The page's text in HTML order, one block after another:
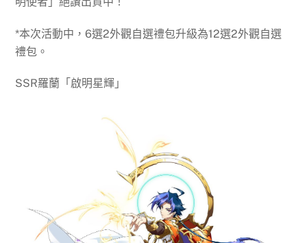
*本次活動中，6選2外觀自選禮包升級為12選2外觀自選
禮包。
SSR羅蘭「啟明星輝」